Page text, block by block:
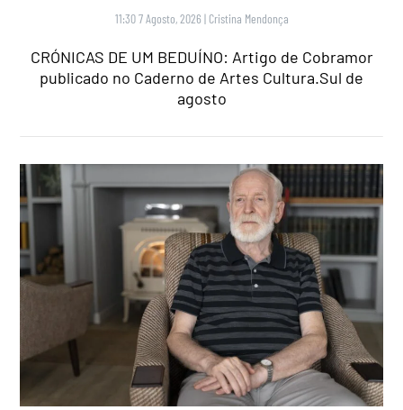
11:30 7 Agosto, 2026 | Cristina Mendonça
CRÓNICAS DE UM BEDUÍNO: Artigo de Cobramor
publicado no Caderno de Artes Cultura.Sul de
agosto